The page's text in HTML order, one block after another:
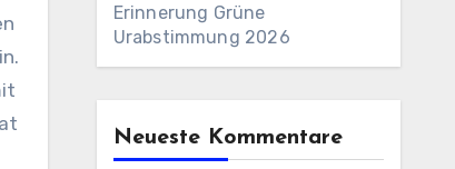
Erinnerung Grüne
Urabstimmung 2026
Neueste Kommentare